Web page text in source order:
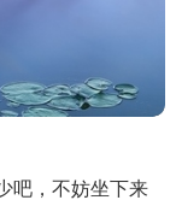
吧，不妨坐下来